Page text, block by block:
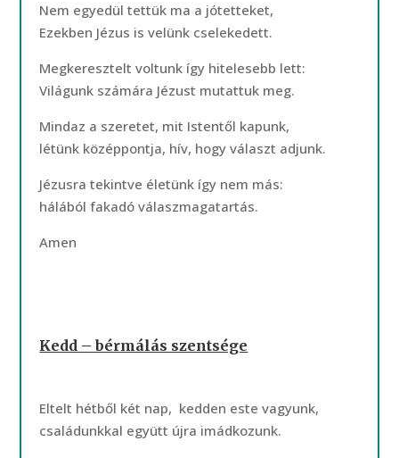
Nem egyedül tettük ma a jótetteket,
Ezekben Jézus is velünk cselekedett.
Megkeresztelt voltunk így hitelesebb lett:
Világunk számára Jézust mutattuk meg.
Mindaz a szeretet, mit Istentől kapunk,
létünk középpontja, hív, hogy választ adjunk.
Jézusra tekintve életünk így nem más:
hálából fakadó válaszmagatartás.
Amen
Kedd – bérmálás szentsége
Eltelt hétből két nap, kedden este vagyunk,
családunkkal együtt újra imádkozunk.